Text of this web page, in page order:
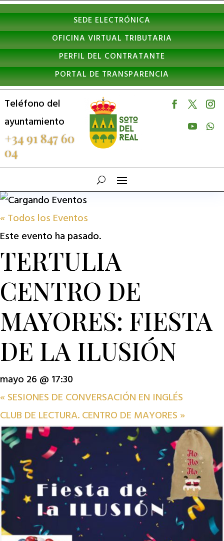
Nota:
este
sitio
web
incluye
un
sistema
de
accesibilidad.
SEDE ELECTRÓNICA
OFICINA VIRTUAL TRIBUTARIA
PERFIL DEL CONTRATANTE
PORTAL DE TRANSPARENCIA
Teléfono del
ayuntamiento
+34 91 847 60
04
« Todos los Eventos
Este evento ha pasado.
TERTULIA
CENTRO DE
MAYORES: FIESTA
DE LA ILUSIÓN
mayo 26 @ 17:30
«SESIONES DE CONVERSACIÓN EN INGLÉS
CLUB DE LECTURA. CENTRO DE MAYORES »